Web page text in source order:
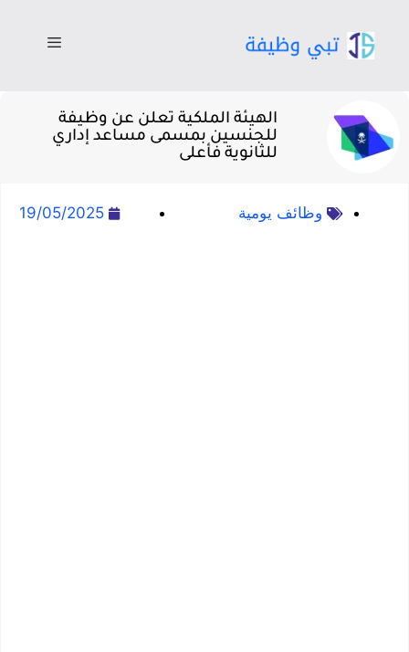
الهيئة الملكية تعلن عن وظيفة
للجنسين بمسمى مساعد إداري
للثانوية فأعلى
وظائف يومية 19/05/2025